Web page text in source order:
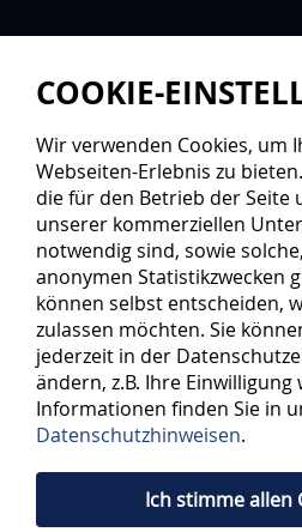
COOKIE-
Wir verwenden Cookies, um
Webseiten-Erlebnis zu
die für den Betrieb der Seite
unserer kommerziellen
notwendig sind, sowie
anonymen Statistikzwecken
können selbst entscheiden,
zulassen möchten. Sie
jederzeit in der
ändern, z.B. Ihre
Informationen finden Sie in
Datenschutzhinweisen.
Ich stimme allen